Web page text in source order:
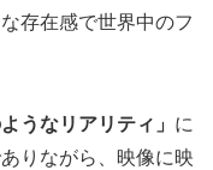
存在感で世界中のフ
うなリアリティ」 に
りながら、映像に映